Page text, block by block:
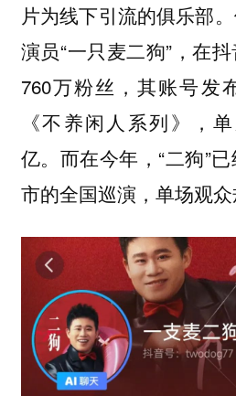
片为线下引流的俱乐部
演员“一只麦二狗”，在
760万粉丝，其账号发
《不养闲人系列》，
亿。而在今年，“二狗”
市的全国巡演，单场观众